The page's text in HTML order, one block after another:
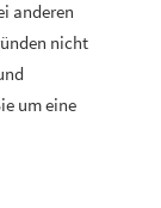
anderen
nicht
um eine